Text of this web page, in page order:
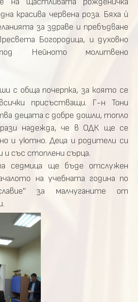
красива червена роза. Бяха ѝ
за здраве и пребъдване
Богородица, и духовно
Нейното молитвено
с обща почерпка, за която се
присъстващи. Г-н Тони
децата с добре дошли, топло
надежда, че в ОДК ще се
и уютно. Деца и родители си
и със стоплени сърца.
седмица ще бъде отслужен
на учебната година по
за малчуганите от